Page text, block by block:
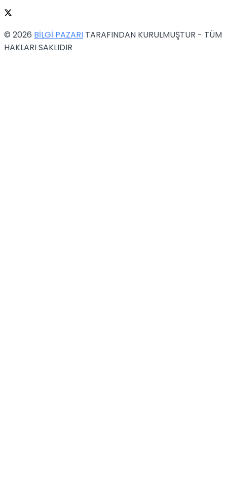
© 2026 BİLGİ PAZARI TARAFINDAN KURULMUŞTUR - TÜM
HAKLARI SAKLIDIR